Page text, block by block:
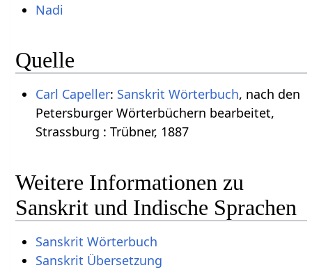
Nadi
Quelle
Carl Capeller: Sanskrit Wörterbuch, nach den
Petersburger Wörterbüchern bearbeitet,
Strassburg : Trübner, 1887
Weitere Informationen zu
Sanskrit und Indische Sprachen
Sanskrit Wörterbuch
Sanskrit Übersetzung